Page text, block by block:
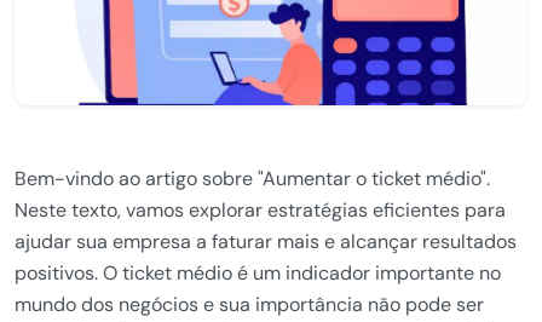
Bem-vindo ao artigo sobre "Aumentar o ticket médio".
Neste texto, vamos explorar estratégias eficientes para
ajudar sua empresa a faturar mais e alcançar resultados
positivos. O ticket médio é um indicador importante no
mundo dos negócios e sua importância não pode ser